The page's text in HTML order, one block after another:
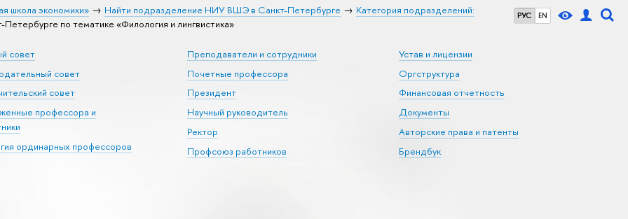
РУС EN
школа экономики» Найти подразделение НИУ ВШЭ в Санкт-Петербурге
Категория подразделений:
по тематике «Филология и лингвистика»
совет
совет
совет
профессора и
ординарных профессоров
Преподаватели и сотрудники
Почетные профессора
Президент
Научный руководитель
Ректор
Профсоюз работников
Устав и лицензии
Оргструктура
Финансовая отчетность
Документы
Авторские права и патенты
Брендбук